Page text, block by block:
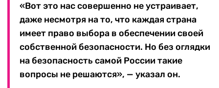
«Вот это нас совершенно не устраивает,
даже несмотря на то, что каждая страна
имеет право выбора в обеспечении своей
собственной безопасности. Но без оглядки
на безопасность самой России такие
вопросы не решаются», — указал он.